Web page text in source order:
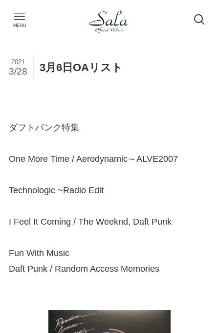
MENU
3月6日OAリスト
2021
3/28
ダフトパンク特集
One More Time / Aerodynamic～ALVE2007
Technologic ~Radio Edit
I Feel It Coming / The Weeknd, Daft Punk
Fun With Music
Daft Punk / Random Access Memories